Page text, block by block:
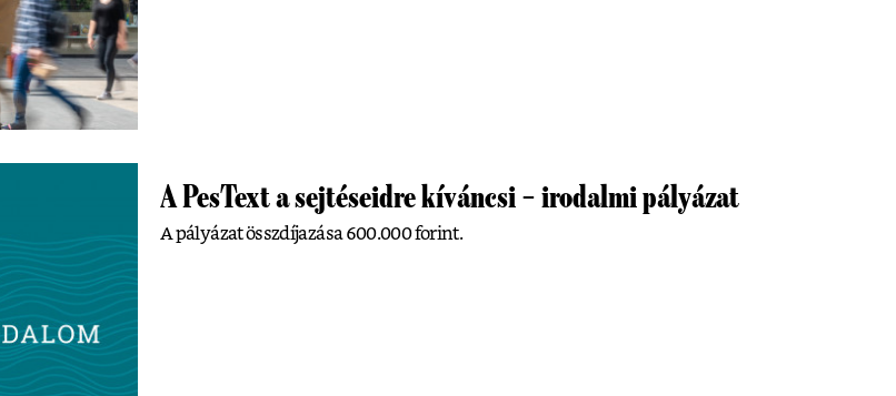
A PesText a sejtéseidre kíváncsi – irodalmi pályázat
A pályázat összdíjazása 600.000 forint.